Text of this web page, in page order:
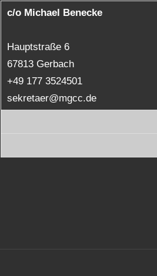
c/o Michael Benecke
Hauptstraße 6
67813 Gerbach
+49 177 3524501
sekretaer@mgcc.de